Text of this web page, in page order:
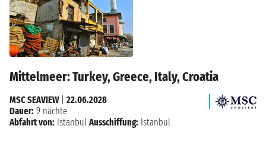
Mittelmeer: Turkey, Greece, Italy, Croatia
MSC SEAVIEW| 22.06.2028
Dauer: 9 nächte
Abfahrt von: Istanbul Ausschiffung: Istanbul